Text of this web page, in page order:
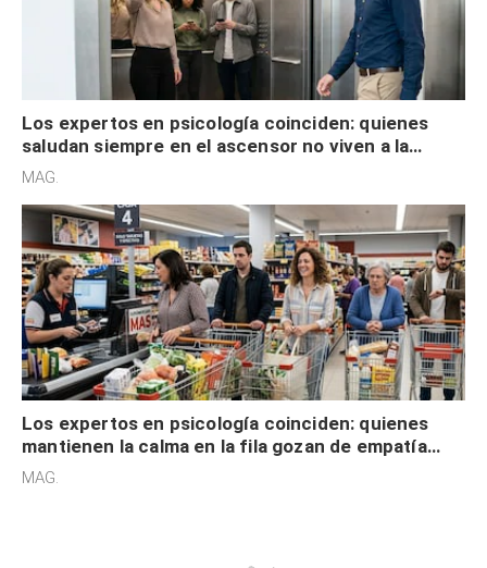
Los expertos en psicología coinciden: quienes
saludan siempre en el ascensor no viven a la
defensiva y tienen apertura social
MAG.
Los expertos en psicología coinciden: quienes
mantienen la calma en la fila gozan de empatía
cognitiva, gratitud y no solo tienen autocontrol
MAG.